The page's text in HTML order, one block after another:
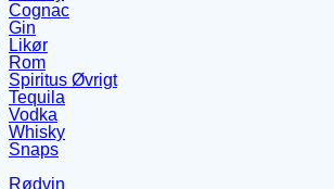
Cognac
Gin
Likør
Rom
Spiritus Øvrigt
Tequila
Vodka
Whisky
Snaps
Rødvin